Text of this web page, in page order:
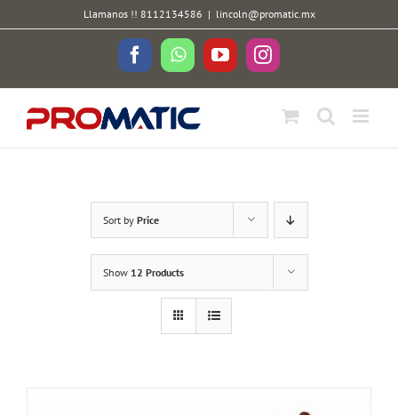
to
Llamanos !! 8112134586 | lincoln@promatic.mx
FacebookWhatsAppYouTubeInstagram
Sort by Price
Show 12 Products